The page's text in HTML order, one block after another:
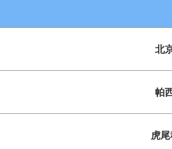
北
帕
虎